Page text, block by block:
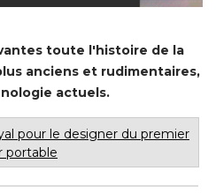
toute l'histoire de la
anciens et rudimentaires,
actuels.
pour le designer du premier
portable